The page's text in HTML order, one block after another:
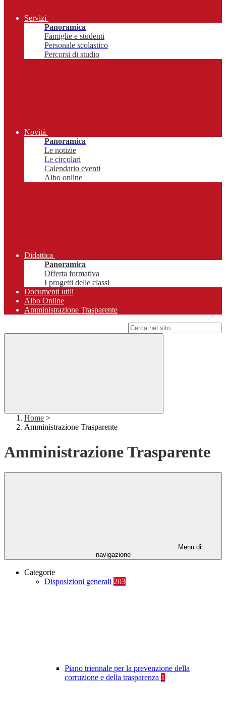
Servizi
Panoramica
Famiglie e studenti
Personale scolastico
Percorsi di studio
Novità
Panoramica
Le notizie
Le circolari
Calendario eventi
Albo online
Didattica
Panoramica
Offerta formativa
I progetti delle classi
Documenti utili
Albo Online
Amministrazione Trasparente
Home >
Amministrazione Trasparente
Amministrazione Trasparente
Menu di
navigazione
Categorie
Disposizioni generali 203
Piano triennale per la prevenzione della
corruzione e della trasparenza 1